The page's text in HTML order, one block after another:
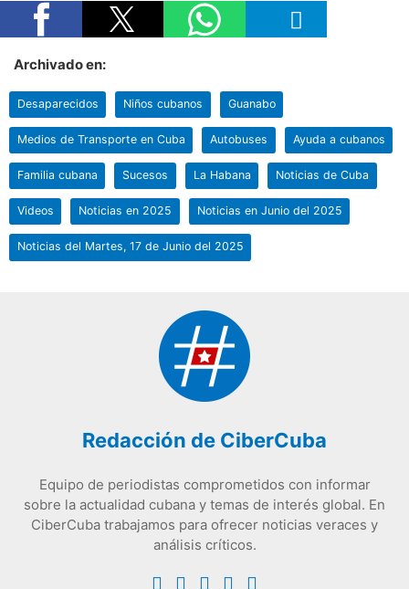
Archivado en:
Desaparecidos Niños cubanos Guanabo
Medios de Transporte en Cuba Autobuses Ayuda a cubanos
Familia cubana Sucesos La Habana Noticias de Cuba
Videos Noticias en 2025 Noticias en Junio del 2025
Noticias del Martes, 17 de Junio del 2025
Redacción de CiberCuba
Equipo de periodistas comprometidos con informar
sobre la actualidad cubana y temas de interés global. En
CiberCuba trabajamos para ofrecer noticias veraces y
análisis críticos.